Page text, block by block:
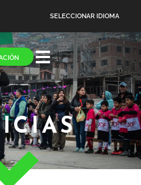
SELECCIONAR IDIOMA